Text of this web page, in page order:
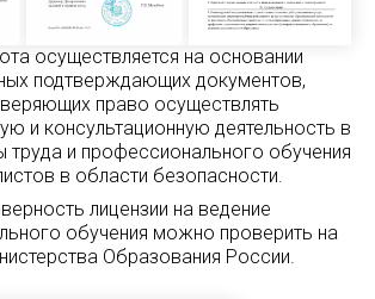
осуществляется на основании
подтверждающих документов,
право осуществлять
и консультационную деятельность в
труда и профессионального обучения
в области безопасности.
лицензии на ведение
обучения можно проверить на
Образования России.